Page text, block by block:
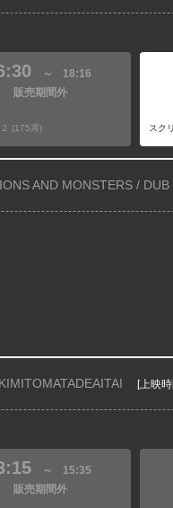
～
18:16
販売期間外
(175席) スク
AND MONSTERS /
[上映
～
15:35
販売期間外